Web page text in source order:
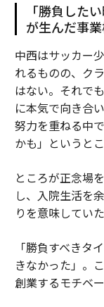
「勝負した
が生んだ事
中西はサッカー
れるものの、ク
はない。それで
に本気で向き合
努力を重ねる中
かも」というと
ところが正念場
し、入院生活を
りを意味していた
「勝負すべきタ
きなかった」。
創業するモチベ